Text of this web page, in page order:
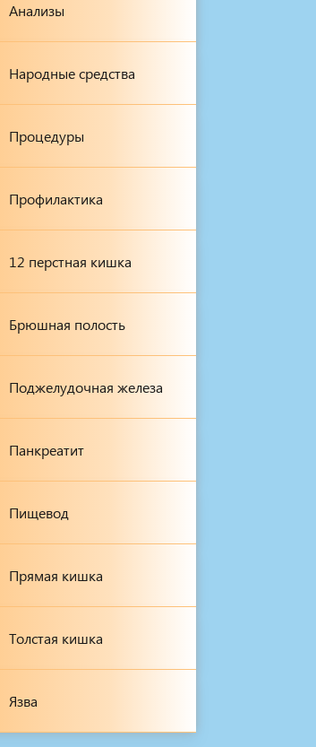
Анализы
Народные средства
Процедуры
Профилактика
12 перстная кишка
Брюшная полость
Поджелудочная железа
Панкреатит
Пищевод
Прямая кишка
Толстая кишка
Язва